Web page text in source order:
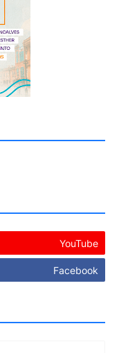
YouTube
Facebook